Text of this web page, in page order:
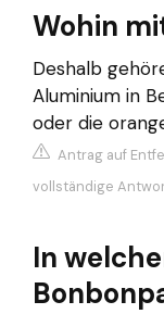
Wohin
Deshalb
Aluminium in
oder die
Antrag auf
vollständige
In